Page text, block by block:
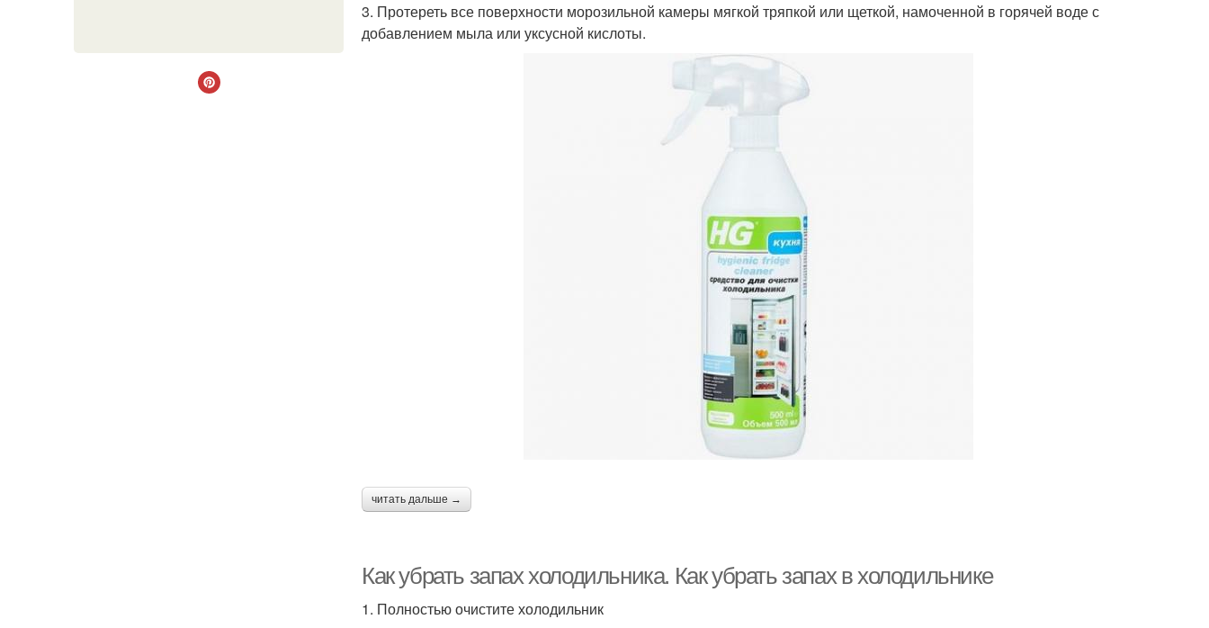
3. Протереть все поверхности морозильной камеры мягкой тряпкой или щеткой, намоченной в горячей воде с
добавлением мыла или уксусной кислоты.
читать дальше →
Как убрать запах холодильника. Как убрать запах в холодильнике
1. Полностью очистите холодильник